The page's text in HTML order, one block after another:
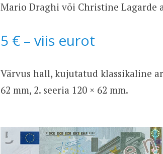
Mario Draghi või Christine Lagarde
5 € – viis eurot
Värvus hall, kujutatud klassikaline
62 mm, 2. seeria 120 × 62 mm.